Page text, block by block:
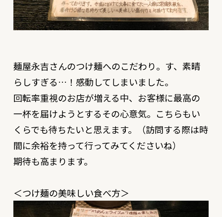
麺屋永吉さんのつけ麺へのこだわり。す、素晴
らしすぎる…！感動してしまいました。
回転率重視のお店が増える中、お客様に最高の
一杯を届けようとするその心意気。こちらもい
くらでも待ちたいと思えます。（訪問する際は時
間に余裕を持って行ってみてくださいね）
期待も高まります。
＜つけ麺の美味しい食べ方＞